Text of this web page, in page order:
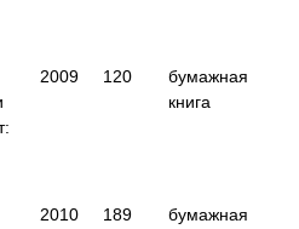
2009 120
бумажная
книга
2010 189
бумажная